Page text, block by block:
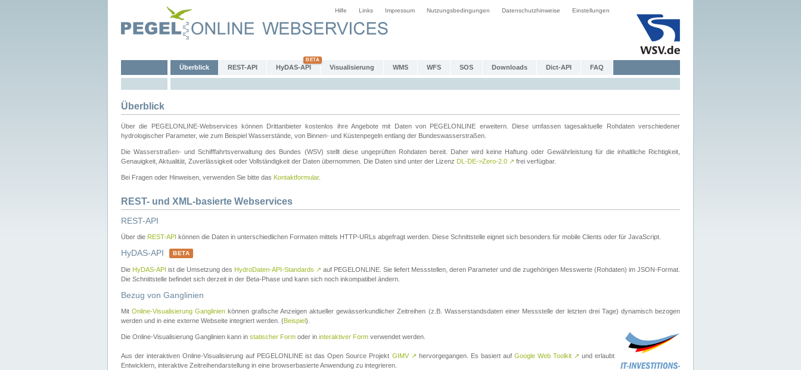
Hilfe Links Impressum Nutzungsbedingungen Datenschutzhinweise Einstellungen
Überblick REST-API HyDAS-API Visualisierung WMS WFS SOS Downloads Dict-API FAQ
Überblick
Über die PEGELONLINE-Webservices können Drittanbieter kostenlos ihre Angebote mit Daten von PEGELONLINE erweitern. Diese umfassen tagesaktuelle Rohdaten verschiedener
hydrologischer Parameter, wie zum Beispiel Wasserstände, von Binnen- und Küstenpegeln entlang der Bundeswasserstraßen.
Die Wasserstraßen- und Schifffahrtsverwaltung des Bundes (WSV) stellt diese ungeprüften Rohdaten bereit. Daher wird keine Haftung oder Gewährleistung für die inhaltliche Richtigkeit,
Genauigkeit, Aktualität, Zuverlässigkeit oder Vollständigkeit der Daten übernommen. Die Daten sind unter der Lizenz DL-DE->Zero-2.0 ↗ frei verfügbar.
Bei Fragen oder Hinweisen, verwenden Sie bitte das Kontaktformular.
REST- und XML-basierte Webservices
REST-API
Über die REST-API können die Daten in unterschiedlichen Formaten mittels HTTP-URLs abgefragt werden. Diese Schnittstelle eignet sich besonders für mobile Clients oder für JavaScript.
HyDAS-API BETA
Die HyDAS-API ist die Umsetzung des HydroDaten-API-Standards ↗ auf PEGELONLINE. Sie liefert Messstellen, deren Parameter und die zugehörigen Messwerte (Rohdaten) im JSON-Format.
Die Schnittstelle befindet sich derzeit in der Beta-Phase und kann sich noch inkompatibel ändern.
Bezug von Ganglinien
MitOnline-Visualisierung Ganglinien können grafische Anzeigen aktueller gewässerkundlicher Zeitreihen (z.B. Wasserstandsdaten einer Messstelle der letzten drei Tage) dynamisch bezogen
werden und in eine externe Webseite integriert werden. (Beispiel).
Die Online-Visualisierung Ganglinien kann in statischer Form oder in interaktiver Form verwendet werden.
Aus der interaktiven Online-Visualisierung auf PEGELONLINE ist das Open Source Projekt GIMV ↗ hervorgegangen. Es basiert auf Google Web Toolkit ↗ und erlaubt
Entwicklern, interaktive Zeitreihendarstellung in eine browserbasierte Anwendung zu integrieren.